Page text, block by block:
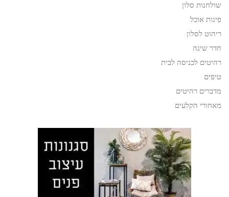
שולחנות סלון
פינות אוכל
ריהוט לסלון
חדר שינה
רהיטים לכניסה לבית
טיפים
מדברים רהיטים
מאחורי הקלעים